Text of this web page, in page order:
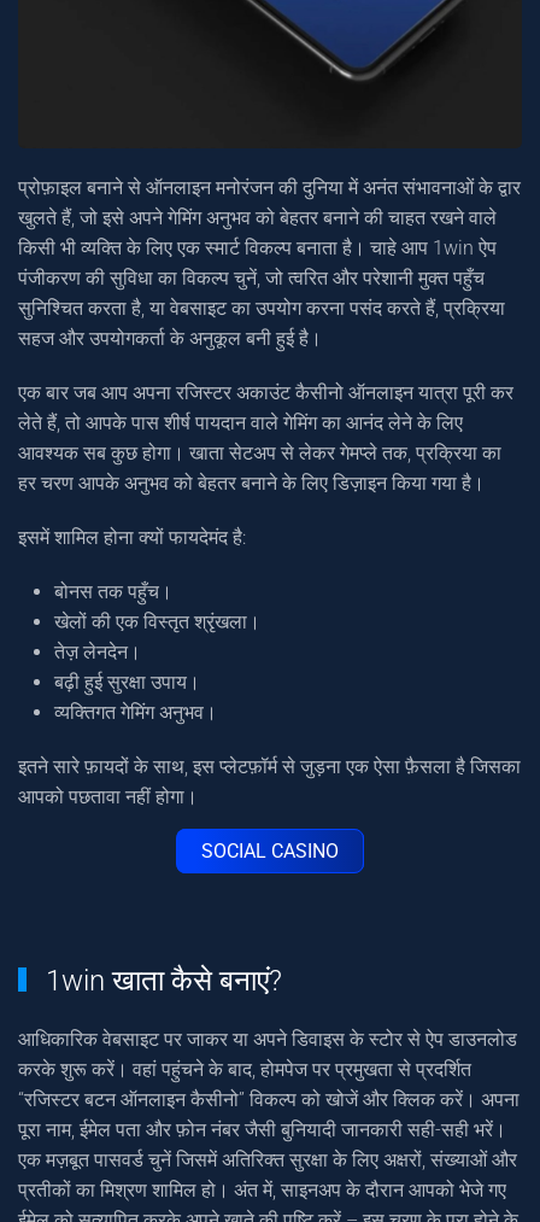
प्रोफ़ाइल बनाने से ऑनलाइन मनोरंजन की दुनिया में अनंत संभावनाओं के द्वार
खुलते हैं, जो इसे अपने गेमिंग अनुभव को बेहतर बनाने की चाहत रखने वाले
किसी भी व्यक्ति के लिए एक स्मार्ट विकल्प बनाता है। चाहे आप 1win ऐप
पंजीकरण की सुविधा का विकल्प चुनें, जो त्वरित और परेशानी मुक्त पहुँच
सुनिश्चित करता है, या वेबसाइट का उपयोग करना पसंद करते हैं, प्रक्रिया
सहज और उपयोगकर्ता के अनुकूल बनी हुई है।
एक बार जब आप अपना रजिस्टर अकाउंट कैसीनो ऑनलाइन यात्रा पूरी कर
लेते हैं, तो आपके पास शीर्ष पायदान वाले गेमिंग का आनंद लेने के लिए
आवश्यक सब कुछ होगा। खाता सेटअप से लेकर गेमप्ले तक, प्रक्रिया का
हर चरण आपके अनुभव को बेहतर बनाने के लिए डिज़ाइन किया गया है।
इसमें शामिल होना क्यों फायदेमंद है:
बोनस तक पहुँच।
खेलों की एक विस्तृत श्रृंखला।
तेज़ लेनदेन।
बढ़ी हुई सुरक्षा उपाय।
व्यक्तिगत गेमिंग अनुभव।
इतने सारे फ़ायदों के साथ, इस प्लेटफ़ॉर्म से जुड़ना एक ऐसा फ़ैसला है जिसका
आपको पछतावा नहीं होगा।
SOCIAL CASINO
1win खाता कैसे बनाएं?
आधिकारिक वेबसाइट पर जाकर या अपने डिवाइस के स्टोर से ऐप डाउनलोड
करके शुरू करें। वहां पहुंचने के बाद, होमपेज पर प्रमुखता से प्रदर्शित
“रजिस्टर बटन ऑनलाइन कैसीनो” विकल्प को खोजें और क्लिक करें। अपना
पूरा नाम, ईमेल पता और फ़ोन नंबर जैसी बुनियादी जानकारी सही-सही भरें।
एक मज़बूत पासवर्ड चुनें जिसमें अतिरिक्त सुरक्षा के लिए अक्षरों, संख्याओं और
प्रतीकों का मिश्रण शामिल हो। अंत में, साइनअप के दौरान आपको भेजे गए